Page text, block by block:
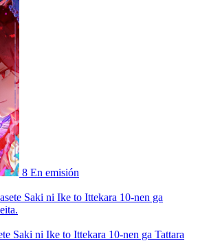
8 En emisión
Saki ni Ike to Ittekara 10-nen ga Tattara